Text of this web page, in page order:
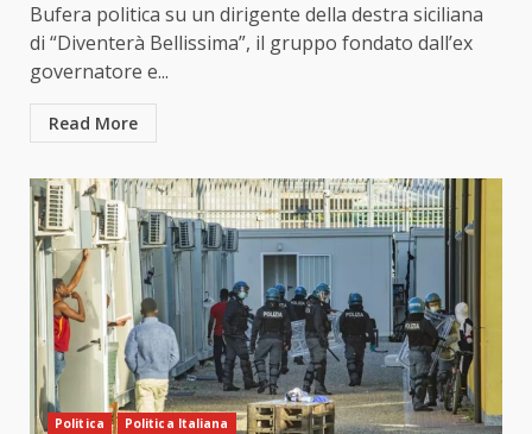
Bufera politica su un dirigente della destra siciliana
di “Diventerà Bellissima”, il gruppo fondato dall’ex
governatore e...
Read More
Politica Politica Italiana